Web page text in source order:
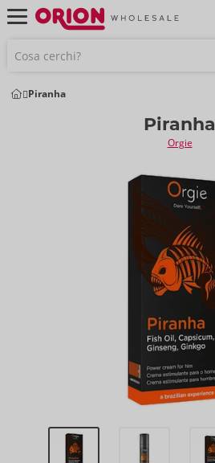
Piranha
Piranha
Orgie